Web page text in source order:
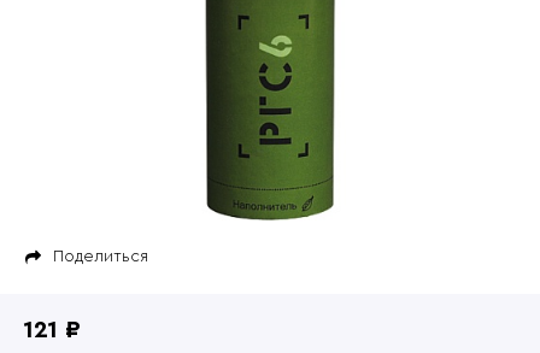
Поделиться
121 ₽